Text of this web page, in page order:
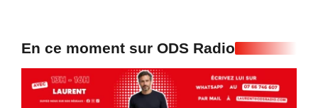
En ce moment sur ODS Radio